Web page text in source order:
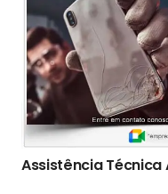
Assistência Técnica